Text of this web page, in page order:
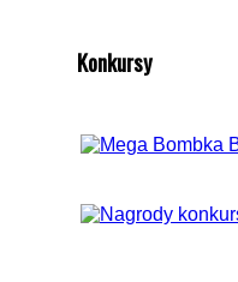
Konkursy